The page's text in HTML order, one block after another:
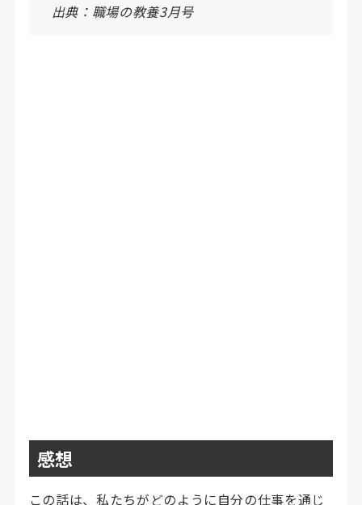
出典：職場の教養3月号
感想
この話は、私たちがどのように自分の仕事を通じ